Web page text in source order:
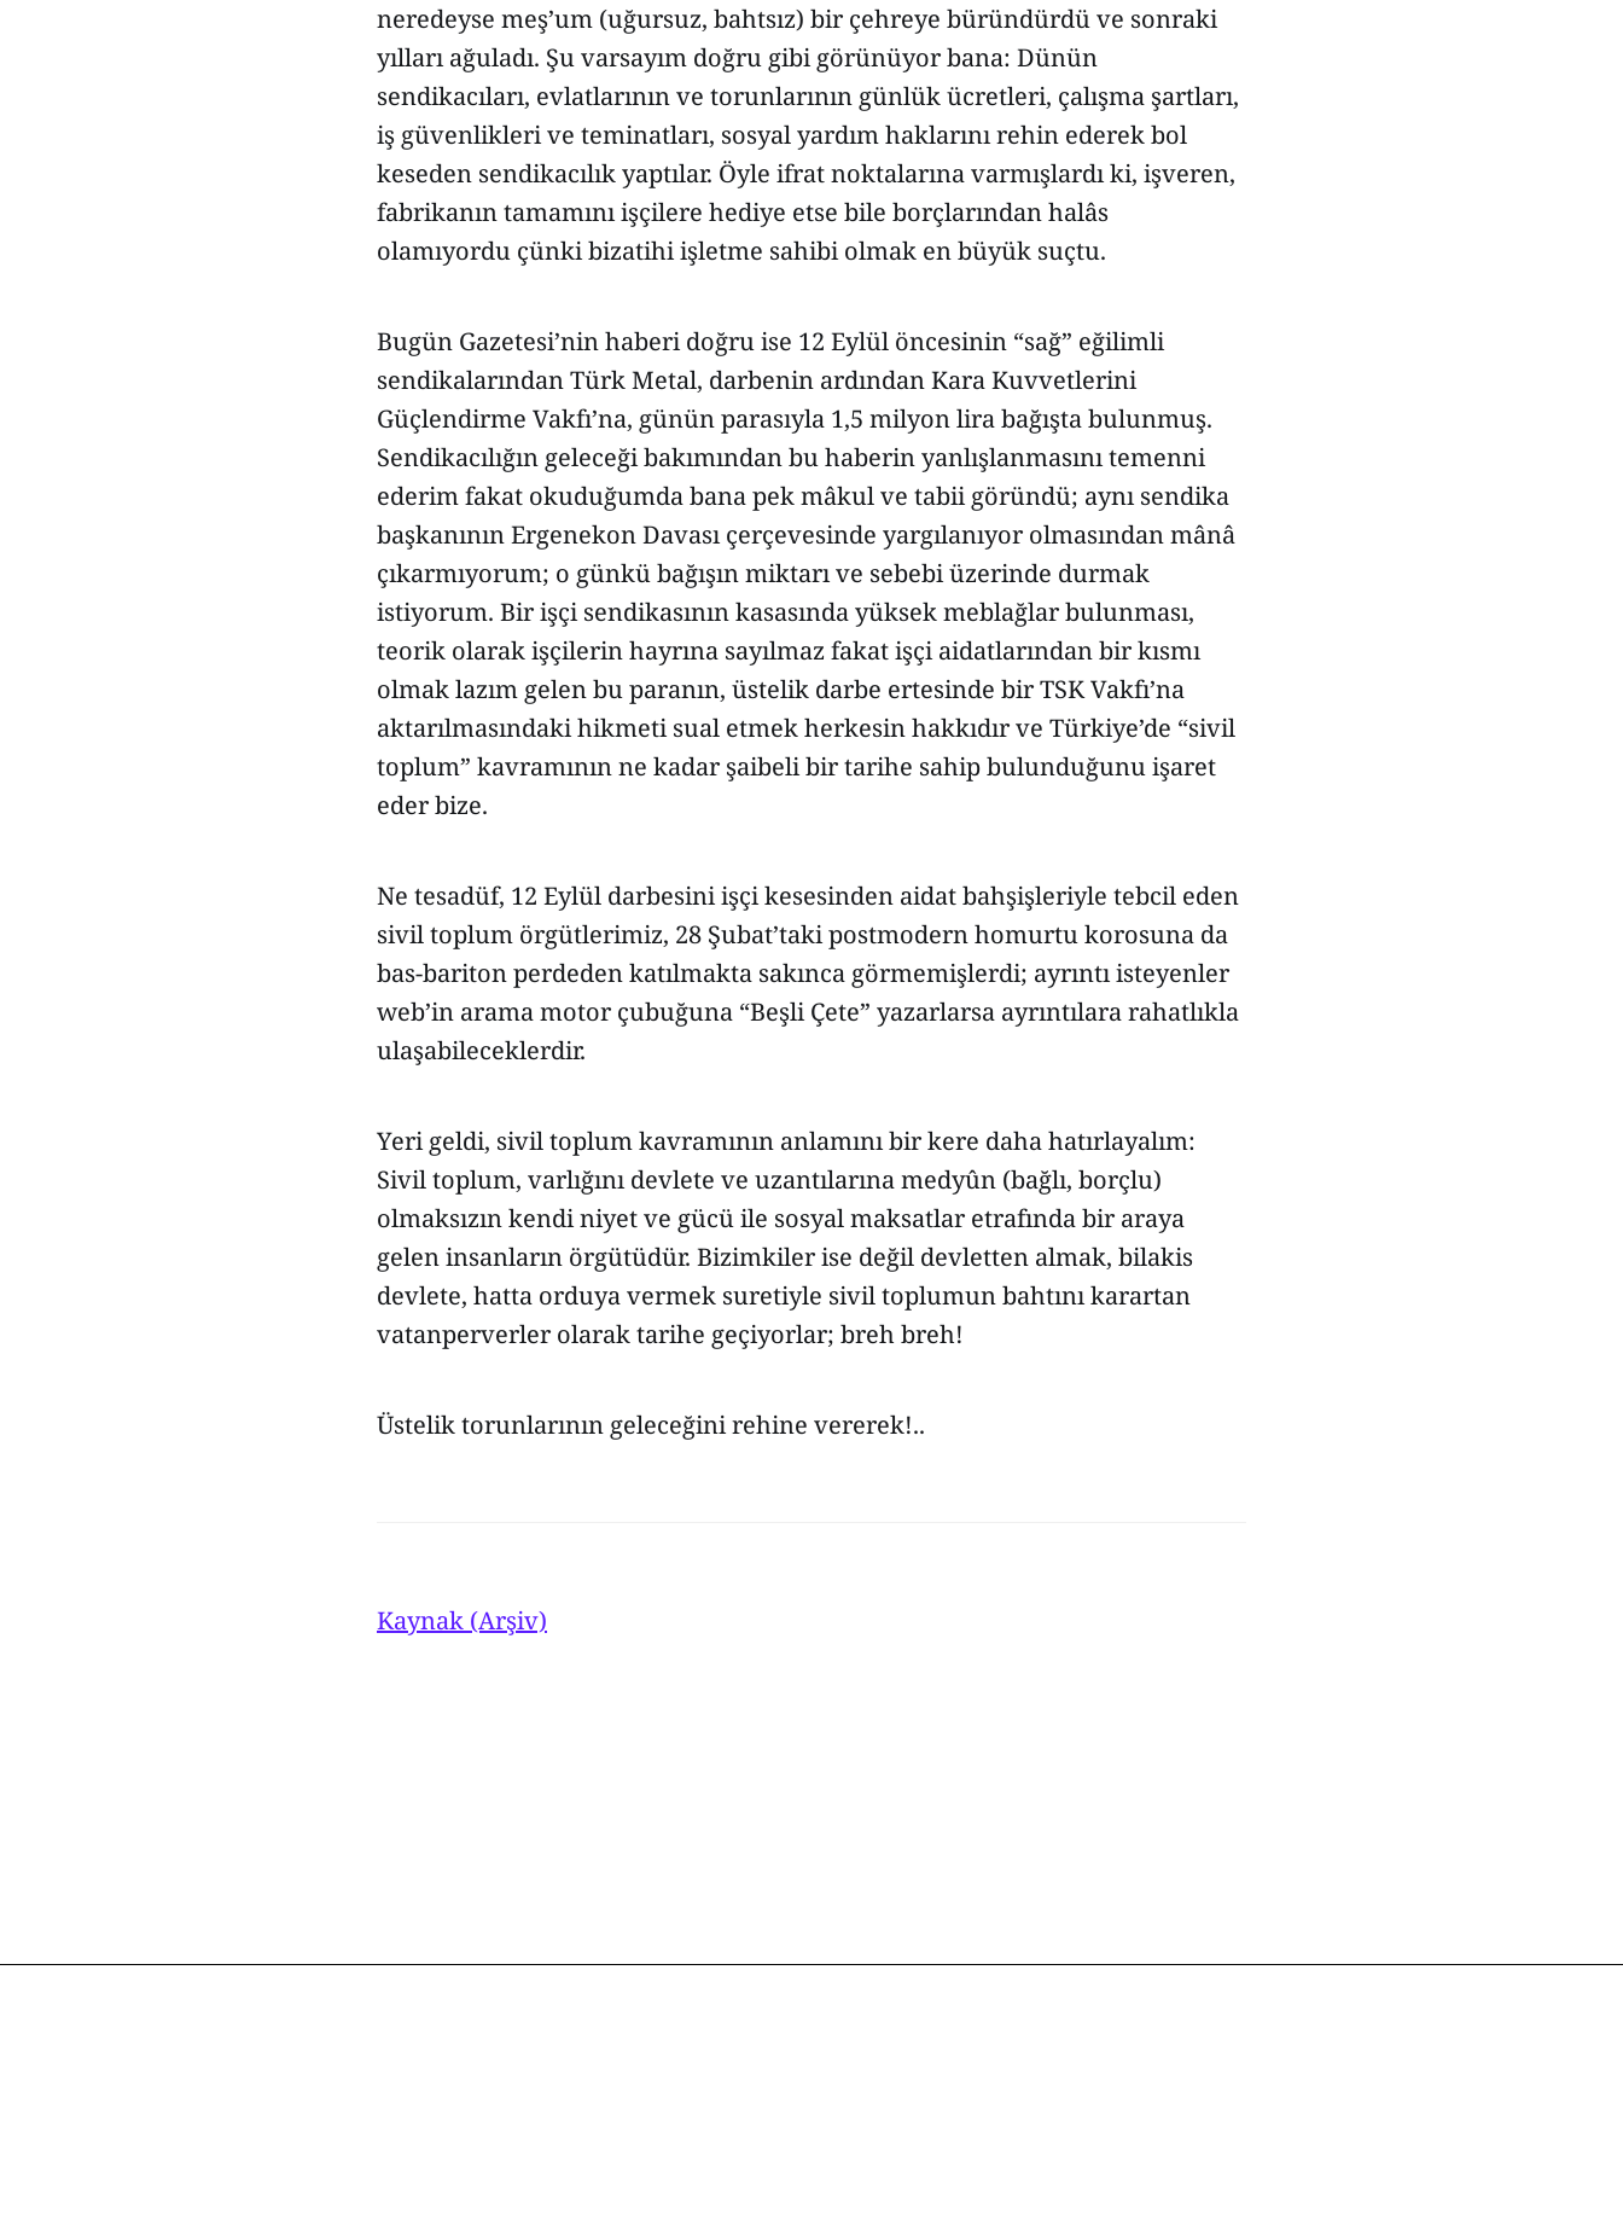
neredeyse meş’um (uğursuz, bahtsız) bir çehreye büründürdü ve sonraki
yılları ağuladı. Şu varsayım doğru gibi görünüyor bana: Dünün
sendikacıları, evlatlarının ve torunlarının günlük ücretleri, çalışma şartları,
iş güvenlikleri ve teminatları, sosyal yardım haklarını rehin ederek bol
keseden sendikacılık yaptılar. Öyle ifrat noktalarına varmışlardı ki, işveren,
fabrikanın tamamını işçilere hediye etse bile borçlarından halâs
olamıyordu çünki bizatihi işletme sahibi olmak en büyük suçtu.
Bugün Gazetesi’nin haberi doğru ise 12 Eylül öncesinin “sağ” eğilimli
sendikalarından Türk Metal, darbenin ardından Kara Kuvvetlerini
Güçlendirme Vakfı’na, günün parasıyla 1,5 milyon lira bağışta bulunmuş.
Sendikacılığın geleceği bakımından bu haberin yanlışlanmasını temenni
ederim fakat okuduğumda bana pek mâkul ve tabii göründü; aynı sendika
başkanının Ergenekon Davası çerçevesinde yargılanıyor olmasından mânâ
çıkarmıyorum; o günkü bağışın miktarı ve sebebi üzerinde durmak
istiyorum. Bir işçi sendikasının kasasında yüksek meblağlar bulunması,
teorik olarak işçilerin hayrına sayılmaz fakat işçi aidatlarından bir kısmı
olmak lazım gelen bu paranın, üstelik darbe ertesinde bir TSK Vakfı’na
aktarılmasındaki hikmeti sual etmek herkesin hakkıdır ve Türkiye’de “sivil
toplum” kavramının ne kadar şaibeli bir tarihe sahip bulunduğunu işaret
eder bize.
Ne tesadüf, 12 Eylül darbesini işçi kesesinden aidat bahşişleriyle tebcil eden
sivil toplum örgütlerimiz, 28 Şubat’taki postmodern homurtu korosuna da
bas-bariton perdeden katılmakta sakınca görmemişlerdi; ayrıntı isteyenler
web’in arama motor çubuğuna “Beşli Çete” yazarlarsa ayrıntılara rahatlıkla
ulaşabileceklerdir.
Yeri geldi, sivil toplum kavramının anlamını bir kere daha hatırlayalım:
Sivil toplum, varlığını devlete ve uzantılarına medyûn (bağlı, borçlu)
olmaksızın kendi niyet ve gücü ile sosyal maksatlar etrafında bir araya
gelen insanların örgütüdür. Bizimkiler ise değil devletten almak, bilakis
devlete, hatta orduya vermek suretiyle sivil toplumun bahtını karartan
vatanperverler olarak tarihe geçiyorlar; breh breh!
Üstelik torunlarının geleceğini rehine vererek!..
Kaynak (Arşiv)